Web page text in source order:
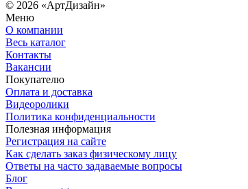
© 2026 «АртДизайн»
Меню
О компании
Весь каталог
Контакты
Вакансии
Покупателю
Оплата и доставка
Видеоролики
Политика конфиденциальности
Полезная информация
Регистрация на сайте
Как сделать заказ физическому лицу
Ответы на часто задаваемые вопросы
Блог